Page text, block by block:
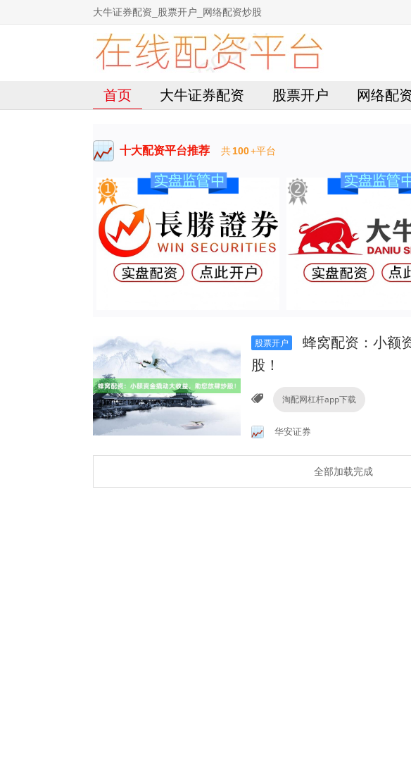
大牛证券配资_股票开户_网络配资炒股
首页 大牛证券配资 股票开户 网络配
十大配资平台推荐 共100+平台
股票开户
蜂窝配资：小额
股！
淘配网杠杆app下载
华安证券
全部加载完成